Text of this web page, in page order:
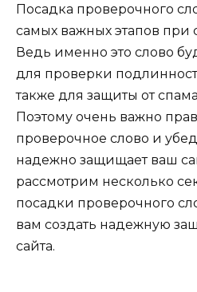
Посадка проверочного
самых важных этапов при
Ведь именно это слово
для проверки
также для защиты от
Поэтому очень важно
проверочное слово и
надежно защищает ваш
рассмотрим несколько
посадки проверочного
вам создать надежную
сайта.